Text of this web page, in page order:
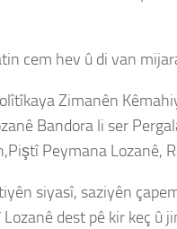
cem hev û di van
Zimanên
Bandora li ser
Peymana Lozanê,
siyasî, saziyên
dest pê kir keç û